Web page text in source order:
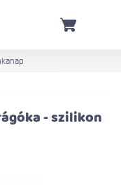
- szilikon